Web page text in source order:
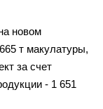
новом
т макулатуры,
за счет
- 1 651